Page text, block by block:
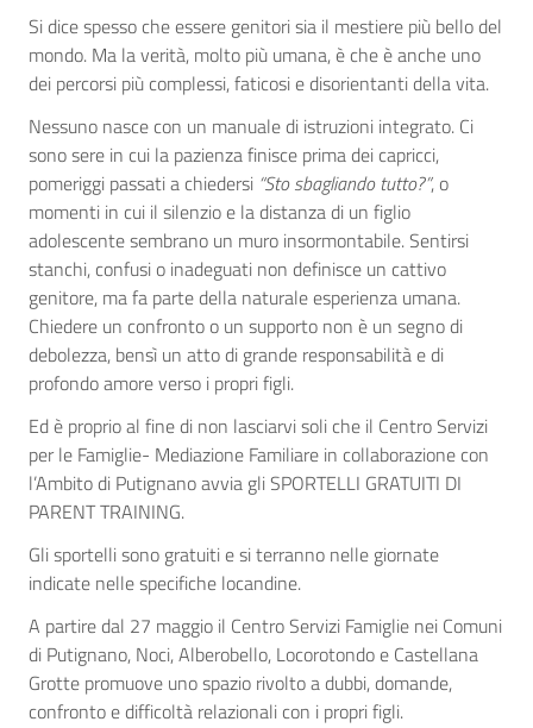
Si dice spesso che essere genitori sia il mestiere più bello del
mondo. Ma la verità, molto più umana, è che è anche uno
dei percorsi più complessi, faticosi e disorientanti della vita.
Nessuno nasce con un manuale di istruzioni integrato. Ci
sono sere in cui la pazienza finisce prima dei capricci,
pomeriggi passati a chiedersi “Sto sbagliando tutto?”, o
momenti in cui il silenzio e la distanza di un figlio
adolescente sembrano un muro insormontabile. Sentirsi
stanchi, confusi o inadeguati non definisce un cattivo
genitore, ma fa parte della naturale esperienza umana.
Chiedere un confronto o un supporto non è un segno di
debolezza, bensì un atto di grande responsabilità e di
profondo amore verso i propri figli.
Ed è proprio al fine di non lasciarvi soli che il Centro Servizi
per le Famiglie- Mediazione Familiare in collaborazione con
l’Ambito di Putignano avvia gli SPORTELLI GRATUITI DI
PARENT TRAINING.
Gli sportelli sono gratuiti e si terranno nelle giornate
indicate nelle specifiche locandine.
A partire dal 27 maggio il Centro Servizi Famiglie nei Comuni
di Putignano, Noci, Alberobello, Locorotondo e Castellana
Grotte promuove uno spazio rivolto a dubbi, domande,
confronto e difficoltà relazionali con i propri figli.